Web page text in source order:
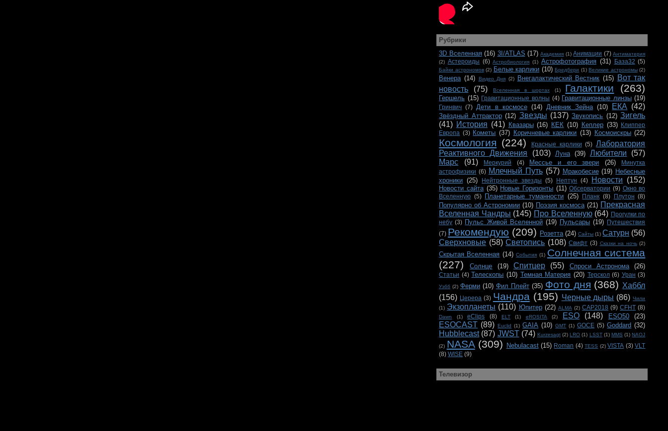
Рубрики
3D Вселенная (16) 3I/ATLAS (17) Академия (1) Анимации (7) Антиматерия
(2) Астероиды (6) Астробиология (1) Астрофотография (31) База32 (5)
Байки астрономов (2) Белые карлики (10) Бредбери (1) Великие астрономы (2)
Венера (14) Видео Дня (2) Внегалактический Вестник (15)
Вот так
новость
(75) Вселенная в шортах (1) Галактики (263)
Гершель (15) Гравитационные волны (4) Гравитационные линзы (19)
Гринвич (7) Дети в космосе (14) Дневник Зейна (10) ЕКА (42)
Звёздный Аттрактор (12) Звезды (137) Звукопись (12) Зигель
(41) История (41) Квазары (16) КЕК (10) Кеплер (33) Клиппер
Европа (3) Кометы (37) Коричневые карлики (13) Космоискры (22)
Космология (224) Красные карлики (5) Лаборатория
Реактивного Движения
(103) Луна (39) Любители
(57)
Марс
(91) Меркурий (4) Мессье и его звери (26)
Минутка
астрофизики (6) Млечный Путь (57) Мракобесие (19) Небесные
хроники (25) Нейтронные звезды (5) Нептун (4) Новости (152)
Новости сайта (35) Новые Горизонты (11) Обсерватории (9) Окно во
Вселенную (5) Планетарные туманности (25) Планк (8) Плутон (8)
Популярно об Астрономии (10) Поэзия космоса (21) Прекрасная
Вселенная Чандры (145) Про Вселенную (64) Прогулки по
небу (3) Пульс Живой Вселенной (19) Пульсары (19) Путешествия
(7) Рекомендую (209) Розетта (24) Сайты (1) Сатурн (56)
Сверхновые (58) Светопись (108) Свифт (3) Сказки на ночь (2)
Скрытая Вселенная (14) События (1) Солнечная система
(227)
Солнце (19) Спитцер (55) Спроси Астронома (26)
Статьи (4) Телескопы (10) Темная Материя (20) Терскол (6) Уран (3)
Уэбб (2) Ферми (10) Фил Плейт (35) Фото дня (368) Хаббл
(156) Церера (3) Чандра (195) Черные дыры (86) Чили
(1) Экзопланеты (110) Юпитер (22) ALMA (2) CAP2018 (9) CFHT (8)
Dawn (1) eClips (8) ELT (1) eROSITA (2) ESO (148) ESO50 (23)
ESOCAST (89) Euclid (1) GAIA (10) GMT (1) GOCE (5) Goddard (32)
Hubblecast (87) JWST (74) Kurzesagt (2) LRO (1) LSST (1) MMS (1) NAOJ
(2) NASA (309) Nebulacast (15) Roman (4) TESS (2) VISTA (3) VLT
(8) WISE (9)
Телевизор